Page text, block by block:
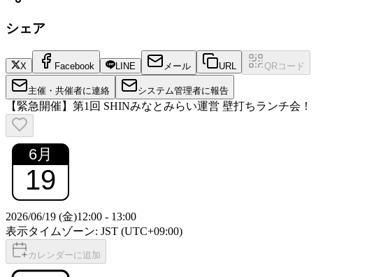
シェア
X Facebook LINE メール URL QRコード
主催・共催者に連絡 システム管理者に報告
【緊急開催】第1回 SHINみなとみらい運営 壁打ちランチ会！
6月
19
2026/06/19 (金)12:00 - 13:00
表示タイムゾーン: JST (UTC+09:00)
カレンダーに追加